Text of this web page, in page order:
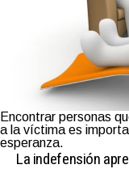
Encontrar personas
a la víctima es
esperanza.
La indefensión